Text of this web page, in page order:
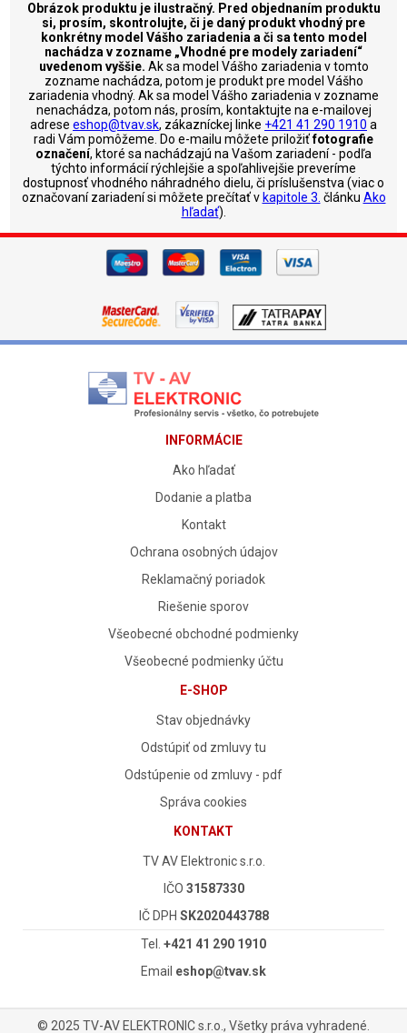
Obrázok produktu je ilustračný. Pred objednaním produktu
si, prosím, skontrolujte, či je daný produkt vhodný pre
konkrétny model Vášho zariadenia a či sa tento model
nachádza v zozname „Vhodné pre modely zariadení“
uvedenom vyššie. Ak sa model Vášho zariadenia v tomto
zozname nachádza, potom je produkt pre model Vášho
zariadenia vhodný. Ak sa model Vášho zariadenia v zozname
nenachádza, potom nás, prosím, kontaktujte na e-mailovej
adrese eshop@tvav.sk, zákazníckej linke +421 41 290 1910 a
radi Vám pomôžeme. Do e-mailu môžete priložiťfotografie
označení, ktoré sa nachádzajú na Vašom zariadení - podľa
týchto informácií rýchlejšie a spoľahlivejšie preveríme
dostupnosť vhodného náhradného dielu, či príslušenstva (viac o
označovaní zariadení si môžete prečítať v kapitole 3. článku Ako
hľadať).
INFORMÁCIE
Ako hľadať
Dodanie a platba
Kontakt
Ochrana osobných údajov
Reklamačný poriadok
Riešenie sporov
Všeobecné obchodné podmienky
Všeobecné podmienky účtu
E-SHOP
Stav objednávky
Odstúpiť od zmluvy tu
Odstúpenie od zmluvy - pdf
Správa cookies
KONTAKT
TV AV Elektronic s.r.o.
IČO 31587330
IČ DPH SK2020443788
Tel. +421 41 290 1910
Email eshop@tvav.sk
© 2025 TV-AV ELEKTRONIC s.r.o., Všetky práva vyhradené.